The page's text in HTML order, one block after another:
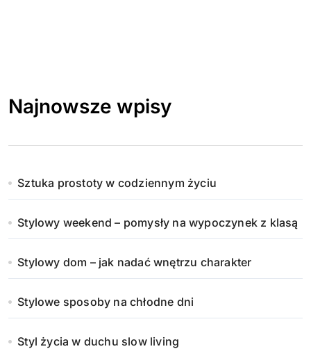
Najnowsze wpisy
Sztuka prostoty w codziennym życiu
Stylowy weekend – pomysły na wypoczynek z klasą
Stylowy dom – jak nadać wnętrzu charakter
Stylowe sposoby na chłodne dni
Styl życia w duchu slow living